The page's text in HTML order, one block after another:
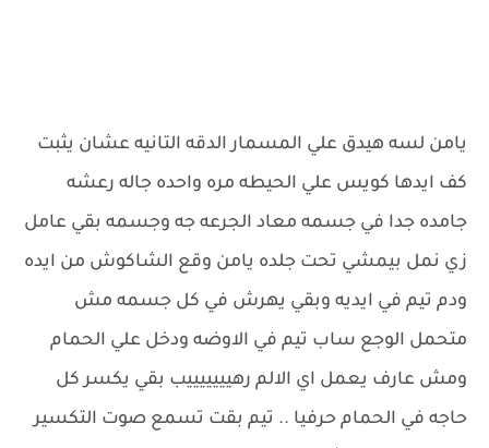
يامن لسه هيدق علي المسمار الدقه التانيه عشان يثبت
كف ايدها كويس علي الحيطه مره واحده جاله رعشه
جامده جدا في جسمه معاد الجرعه جه وجسمه بقي عامل
زي نمل بيمشي تحت جلده يامن وقع الشاكوش من ايده
ودم تيم في ايديه وبقي يهرش في كل جسمه مش
متحمل الوجع ساب تيم في الاوضه ودخل علي الحمام
ومش عارف يعمل اي الالم رهيييييييب بقي يكسر كل
حاجه في الحمام حرفيا .. تيم بقت تسمع صوت التكسير